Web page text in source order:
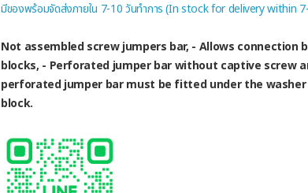
มีของพร้อมจัดส่งภายใน 7-10 วันทำการ (In stock for delivery within
Not assembled screw jumpers bar, - Allows connection
blocks, - Perforated jumper bar without captive screw
perforated jumper bar must be fitted under the
block.